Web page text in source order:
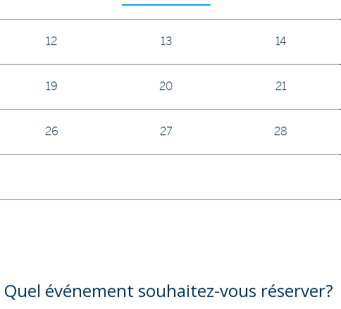
12 13 14
19 20 21
26 27 28
Quel événement souhaitez-vous réserver?